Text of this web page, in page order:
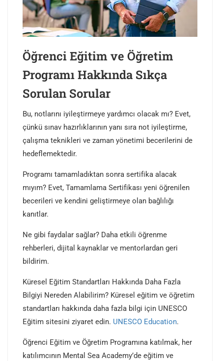
Öğrenci Eğitim ve Öğretim
Programı Hakkında Sıkça
Sorulan Sorular
Bu, notlarını iyileştirmeye yardımcı olacak mı? Evet,
çünkü sınav hazırlıklarının yanı sıra not iyileştirme,
çalışma teknikleri ve zaman yönetimi becerilerini de
hedeflemektedir.
Programı tamamladıktan sonra sertifika alacak
mıyım? Evet, Tamamlama Sertifikası yeni öğrenilen
becerileri ve kendini geliştirmeye olan bağlılığı
kanıtlar.
Ne gibi faydalar sağlar? Daha etkili öğrenme
rehberleri, dijital kaynaklar ve mentorlardan geri
bildirim.
Küresel Eğitim Standartları Hakkında Daha Fazla
Bilgiyi Nereden Alabilirim? Küresel eğitim ve öğretim
standartları hakkında daha fazla bilgi için UNESCO
Eğitim sitesini ziyaret edin. UNESCO Education.
Öğrenci Eğitim ve Öğretim Programına katılmak, her
katılımcının Mental Sea Academy’de eğitim ve